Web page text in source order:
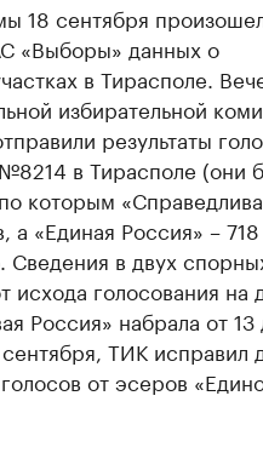
18 сентября
«Выборы» данных о
в Тирасполе.
избирательной
результаты
в Тирасполе (они
которым
а «Единая Россия» –
Сведения в двух
исхода голосования на
Россия» набрала от 13
ТИК исправил
от эсеров